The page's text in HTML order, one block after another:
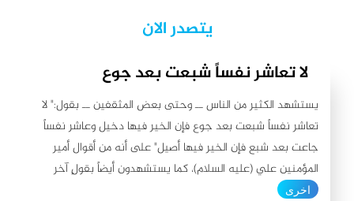
يتصدر الان
لا تعاشر نفساً شبعت بعد جوع
يستشهد الكثير من الناس ــ وحتى بعض المثقفين ــ بقول:" لا
تعاشر نفساً شبعت بعد جوع فإن الخير فيها دخيل وعاشر نفساً
جاعت بعد شبع فإن الخير فيها أصيل" على أنه من أقوال أمير
المؤمنين علي (عليه السلام)، كما يستشهدون أيضاً بقولٍ آخر
ينسبونه إليه (عليه السلام) لا يبعد عن الأول من حيث
اخرى